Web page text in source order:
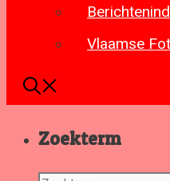
Vlaamse
Zoekterm